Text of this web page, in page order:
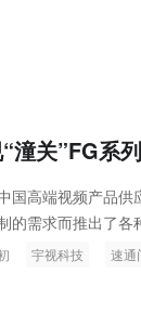
潼关”FG系
国高端视频产品供
的需求而推出了
网络算法的人脸识
宇视科技 速通